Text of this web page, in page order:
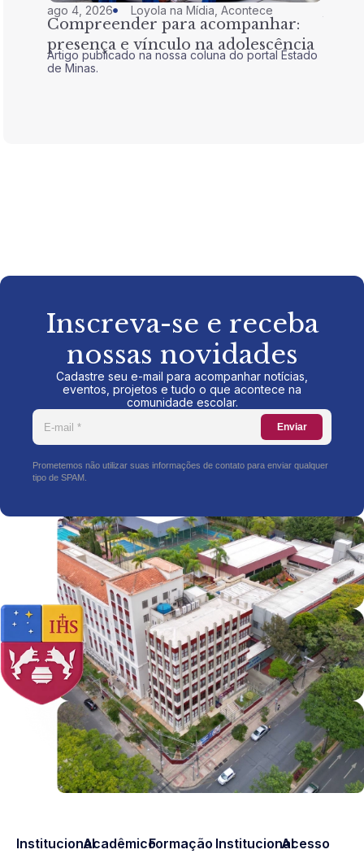
ago 4, 2026 Loyola na Mídia ,Acontece
Compreender para acompanhar:
presença e vínculo na adolescência
Artigo publicado na nossa coluna do portal Estado
de Minas.
Inscreva-se e receba
nossas novidades
Cadastre seu e-mail para acompanhar notícias,
eventos, projetos e tudo o que acontece na
comunidade escolar.
Enviar
Prometemos não utilizar suas informações de contato para enviar qualquer
tipo de SPAM.
InstitucionalAcadêmicoFormação InstitucionalAcesso